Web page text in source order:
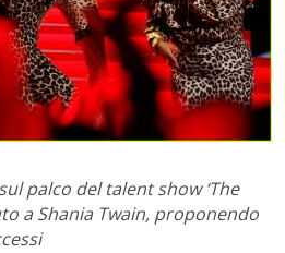
palco del talent show ‘The
a Shania Twain, proponendo